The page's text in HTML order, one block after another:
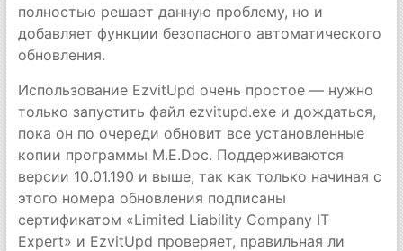
полностью решает данную проблему, но и
добавляет функции безопасного автоматического
обновления.
Использование EzvitUpd очень простое — нужно
только запустить файл ezvitupd.exe и дождаться,
пока он по очереди обновит все установленные
копии программы M.E.Doc. Поддерживаются
версии 10.01.190 и выше, так как только начиная с
этого номера обновления подписаны
сертификатом «Limited Liability Company IT
Expert» и EzvitUpd проверяет, правильная ли